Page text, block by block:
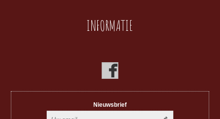
INFORMATIE
Nieuwsbrief